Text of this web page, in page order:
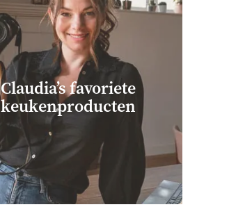
Claudia’s favoriete
keuken­producten